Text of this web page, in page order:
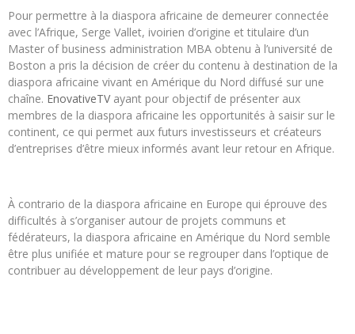
Pour permettre à la diaspora africaine de demeurer connectée
avec l’Afrique, Serge Vallet, ivoirien d’origine et titulaire d’un
Master of business administration MBA obtenu à l’université de
Boston a pris la décision de créer du contenu à destination de la
diaspora africaine vivant en Amérique du Nord diffusé sur une
chaîne. EnovativeTVayant pour objectif de présenter aux
membres de la diaspora africaine les opportunités à saisir sur le
continent, ce qui permet aux futurs investisseurs et créateurs
d’entreprises d’être mieux informés avant leur retour en Afrique.
À contrario de la diaspora africaine en Europe qui éprouve des
difficultés à s’organiser autour de projets communs et
fédérateurs, la diaspora africaine en Amérique du Nord semble
être plus unifiée et mature pour se regrouper dans l’optique de
contribuer au développement de leur pays d’origine.